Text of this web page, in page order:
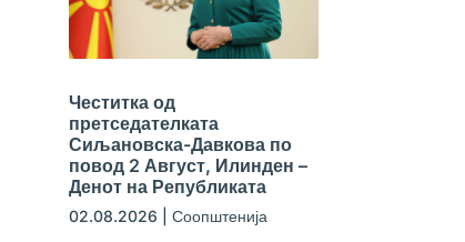
Честитка од
претседателката
Сиљановска-Давкова по
повод 2 Август, Илинден –
Денот на Републиката
02.08.2026 Соопштенија